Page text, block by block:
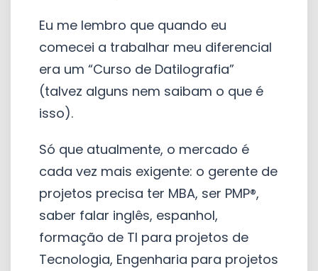
Eu me lembro que quando eu
comecei a trabalhar meu diferencial
era um “Curso de Datilografia”
(talvez alguns nem saibam o que é
isso).
Só que atualmente, o mercado é
cada vez mais exigente: o gerente de
projetos precisa ter MBA, ser PMP®,
saber falar inglês, espanhol,
formação de TI para projetos de
Tecnologia, Engenharia para projetos